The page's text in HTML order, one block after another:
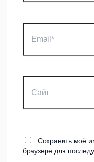
Сохранить моё
браузере для